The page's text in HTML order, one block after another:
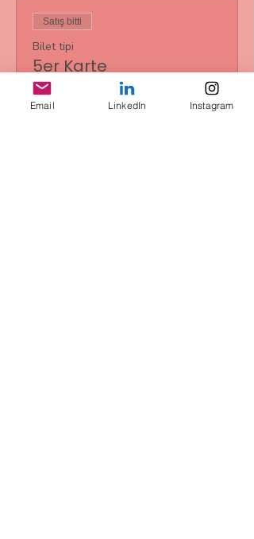
Satış bitti
Bilet tipi
5er Karte
Daha Fazla Bilgi
Email LinkedIn Instagram